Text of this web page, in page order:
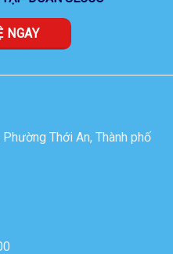
NGAY
Thới An, Thành phố